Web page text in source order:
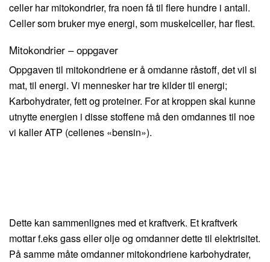
celler har mitokondrier, fra noen få til flere hundre i antall.
Celler som bruker mye energi, som muskelceller, har flest.
Mitokondrier – oppgaver
Oppgaven til mitokondriene er å omdanne råstoff, det vil si
mat, til energi. Vi mennesker har tre kilder til energi;
Karbohydrater, fett og proteiner. For at kroppen skal kunne
utnytte energien i disse stoffene må den omdannes til noe
vi kaller ATP (cellenes «bensin»).
Dette kan sammenlignes med et kraftverk. Et kraftverk
mottar f.eks gass eller olje og omdanner dette til elektrisitet.
På samme måte omdanner mitokondriene karbohydrater,